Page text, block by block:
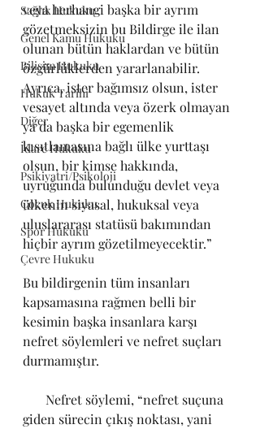
Sağlık Hukuku
Genel Kamu Hukuku
Bilişim Hukuku
Hukuk Tarihi
Diğer
İdare Hukuku
Psikiyatri/Psikoloji
Çocuk Hukuku
Spor Hukuku
Çevre Hukuku
veya herhangi başka bir ayrım
gözetmeksizin bu Bildirge ile ilan
olunan bütün haklardan ve bütün
özgürlüklerden yararlanabilir.
Ayrıca, ister bağımsız olsun, ister
vesayet altında veya özerk olmayan
ya da başka bir egemenlik
kısıtlamasına bağlı ülke yurttaşı
olsun, bir kimse hakkında,
uyruğunda bulunduğu devlet veya
ülkenin siyasal, hukuksal veya
uluslararası statüsü bakımından
hiçbir ayrım gözetilmeyecektir.”
Bu bildirgenin tüm insanları
kapsamasına rağmen belli bir
kesimin başka insanlara karşı
nefret söylemleri ve nefret suçları
durmamıştır.
Nefret söylemi, “nefret suçuna
giden sürecin çıkış noktası, yani